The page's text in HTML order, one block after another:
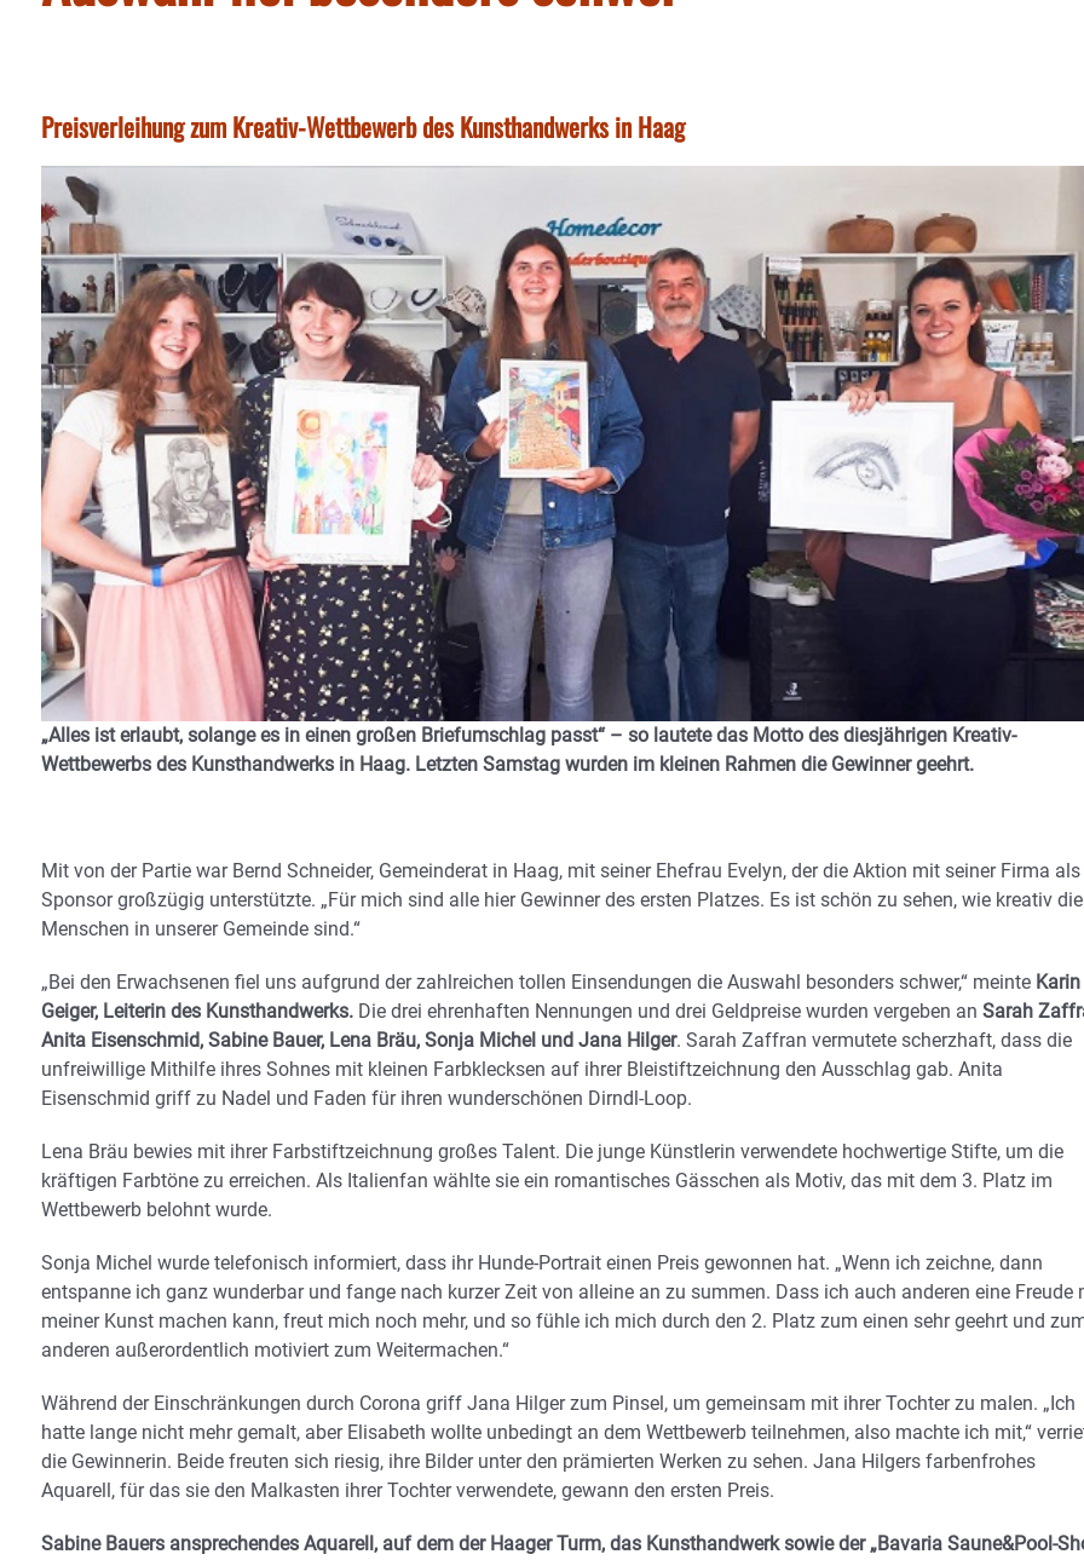
Preisverleihung zum Kreativ-Wettbewerb des Kunsthandwerks in Haag
„Alles ist erlaubt, solange es in einen großen Briefumschlag passt“ – so lautete das Motto des diesjährigen Kreativ-
Wettbewerbs des Kunsthandwerks in Haag. Letzten Samstag wurden im kleinen Rahmen die Gewinner geehrt.
Mit von der Partie war Bernd Schneider, Gemeinderat in Haag, mit seiner Ehefrau Evelyn, der die Aktion mit seiner Firma als
Sponsor großzügig unterstützte. „Für mich sind alle hier Gewinner des ersten Platzes. Es ist schön zu sehen, wie kreativ die
Menschen in unserer Gemeinde sind.“
„Bei den Erwachsenen fiel uns aufgrund der zahlreichen tollen Einsendungen die Auswahl besonders schwer,“ meinte Karin
Geiger, Leiterin des Kunsthandwerks. Die drei ehrenhaften Nennungen und drei Geldpreise wurden vergeben an Sarah
Anita Eisenschmid, Sabine Bauer, Lena Bräu, Sonja Michel und Jana Hilger. Sarah Zaffran vermutete scherzhaft, dass die
unfreiwillige Mithilfe ihres Sohnes mit kleinen Farbklecksen auf ihrer Bleistiftzeichnung den Ausschlag gab. Anita
Eisenschmid griff zu Nadel und Faden für ihren wunderschönen Dirndl-Loop.
Lena Bräu bewies mit ihrer Farbstiftzeichnung großes Talent. Die junge Künstlerin verwendete hochwertige Stifte, um die
kräftigen Farbtöne zu erreichen. Als Italienfan wählte sie ein romantisches Gässchen als Motiv, das mit dem 3. Platz im
Wettbewerb belohnt wurde.
Sonja Michel wurde telefonisch informiert, dass ihr Hunde-Portrait einen Preis gewonnen hat. „Wenn ich zeichne, dann
entspanne ich ganz wunderbar und fange nach kurzer Zeit von alleine an zu summen. Dass ich auch anderen eine Freude
meiner Kunst machen kann, freut mich noch mehr, und so fühle ich mich durch den 2. Platz zum einen sehr geehrt und
anderen außerordentlich motiviert zum Weitermachen.“
Während der Einschränkungen durch Corona griff Jana Hilger zum Pinsel, um gemeinsam mit ihrer Tochter zu malen. „Ich
hatte lange nicht mehr gemalt, aber Elisabeth wollte unbedingt an dem Wettbewerb teilnehmen, also machte ich mit,“
die Gewinnerin. Beide freuten sich riesig, ihre Bilder unter den prämierten Werken zu sehen. Jana Hilgers farbenfrohes
Aquarell, für das sie den Malkasten ihrer Tochter verwendete, gewann den ersten Preis.
Sabine Bauers ansprechendes Aquarell, auf dem der Haager Turm, das Kunsthandwerk sowie der „Bavaria Saune&Pool-